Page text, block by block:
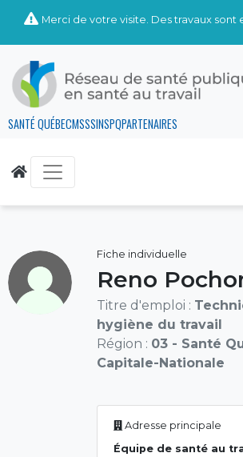
Merci de votre visite. Des travaux sont
SANTÉ QUÉBECMSSSINSPQPARTENAIRES
Fiche individuelle
Reno
Titre d'emploi :
hygiène du travail
Région : 03 - Santé
Capitale-Nationale
Adresse principale
Équipe de santé au